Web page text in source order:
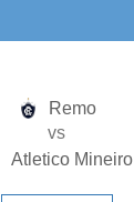
Remo
vs
Atletico Mineiro